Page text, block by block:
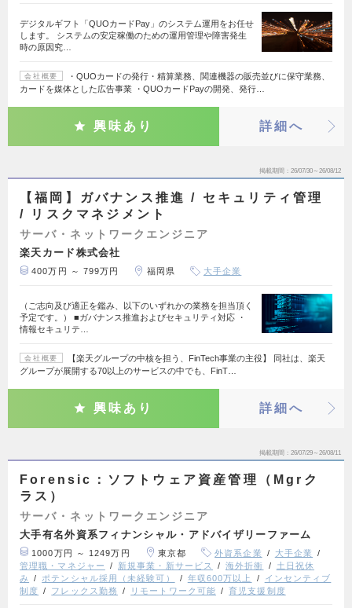
デジタルギフト「QUOカードPay」のシステム運用をお任せ
します。 システムの安定稼働のための運用管理や障害発生
時の原因究…
会社概要
・QUOカードの発行・精算業務、関連機器の販売並びに保守業務、
カードを媒体とした広告事業 ・QUOカードPayの開発、発行…
興味あり 詳細へ
掲載期間 26/07/30～26/08/12
【福岡】ガバナンス推進 / セキュリティ管理
/ リスクマネジメント
サーバ・ネットワークエンジニア
楽天カード株式会社
400万円 ～ 799万円 福岡県 大手企業
（ご志向及び適正を鑑み、以下のいずれかの業務を担当頂く
予定です。） ■ガバナンス推進およびセキュリティ対応 ・
情報セキュリテ…
会社概要
【楽天グループの中核を担う、FinTech事業の主役】 同社は、楽天
グループが展開する70以上のサービスの中でも、FinT…
興味あり 詳細へ
掲載期間 26/07/29～26/08/11
Forensic：ソフトウェア資産管理（Mgrク
ラス）
サーバ・ネットワークエンジニア
大手有名外資系フィナンシャル・アドバイザリーファーム
1000万円 ～ 1249万円 東京都 外資系企業
大手企業
管理職・マネジャー
新規事業・新サービス 海外折衝
土日祝休
み
ポテンシャル採用（未経験可） 年収600万以上
インセンティブ
制度
フレックス勤務 リモートワーク可能 育児支援制度